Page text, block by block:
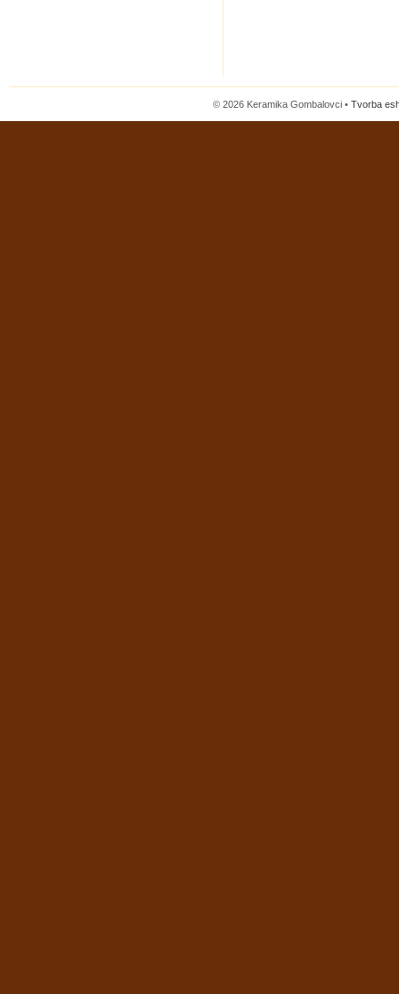
© 2026 Keramika Gombalovci • Tvorba